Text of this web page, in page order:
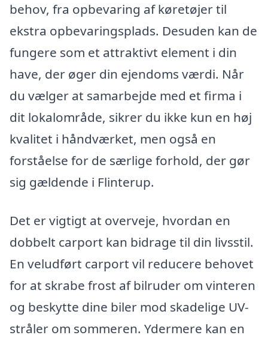
behov, fra opbevaring af køretøjer til
ekstra opbevaringsplads. Desuden kan de
fungere som et attraktivt element i din
have, der øger din ejendoms værdi. Når
du vælger at samarbejde med et firma i
dit lokalområde, sikrer du ikke kun en høj
kvalitet i håndværket, men også en
forståelse for de særlige forhold, der gør
sig gældende i Flinterup.
Det er vigtigt at overveje, hvordan en
dobbelt carport kan bidrage til din livsstil.
En veludført carport vil reducere behovet
for at skrabe frost af bilruder om vinteren
og beskytte dine biler mod skadelige UV-
stråler om sommeren. Ydermere kan en